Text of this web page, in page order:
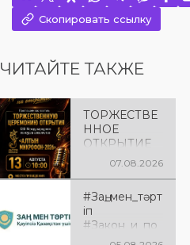
Скопировать ссылку
ЧИТАЙТЕ ТАКЖЕ
ТОРЖЕСТВЕ
ННОЕ
ОТКРЫТИЕ
«АЛТЫН
Приглашаем
вас на
торжественн
07.08.2026
#Заң_мен_тәрт
іп
#Закон_и_по
рядок